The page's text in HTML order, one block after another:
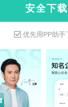
沟通更简单，让决
匹配更精准 【安
，实地拜访确保真
【丰富功能，让
怕踩坑 面试刷题
作招人，告别低效
【隐私保护，让
须获取单次“一对
安 全 下 载
优先用PP助手